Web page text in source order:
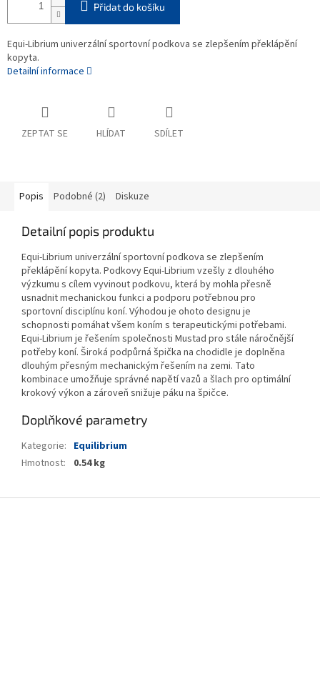
Přidat do košíku
Equi-Librium univerzální sportovní podkova se zlepšením překlápění
kopyta.
Detailní informace
ZEPTAT SE HLÍDAT SDÍLET
Popis Podobné (2) Diskuze
Detailní popis produktu
Equi-Librium univerzální sportovní podkova se zlepšením
překlápění kopyta. Podkovy Equi-Librium vzešly z dlouhého
výzkumu s cílem vyvinout podkovu, která by mohla přesně
usnadnit mechanickou funkci a podporu potřebnou pro
sportovní disciplínu koní. Výhodou je ohoto designu je
schopnosti pomáhat všem koním s terapeutickými potřebami.
Equi-Librium je řešením společnosti Mustad pro stále náročnější
potřeby koní. Široká podpůrná špička na chodidle je doplněna
dlouhým přesným mechanickým řešením na zemi. Tato
kombinace umožňuje správné napětí vazů a šlach pro optimální
krokový výkon a zároveň snižuje páku na špičce.
Doplňkové parametry
Kategorie: Equilibrium
Hmotnost: 0.54 kg